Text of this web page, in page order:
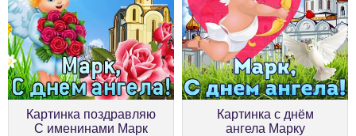
Картинка поздравляю
С именинами Марк
Картинка с днём
ангела Марку